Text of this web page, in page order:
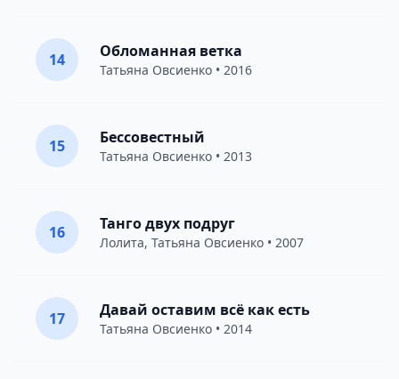
14 Обломанная ветка
Татьяна Овсиенко • 2016
15 Бессовестный
Татьяна Овсиенко • 2013
16 Танго двух подруг
Лолита, Татьяна Овсиенко • 2007
17 Давай оставим всё как есть
Татьяна Овсиенко • 2014